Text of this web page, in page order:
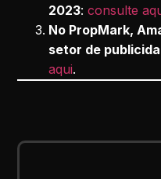
2023:consulte
No PropMark,
setor de
aqui.